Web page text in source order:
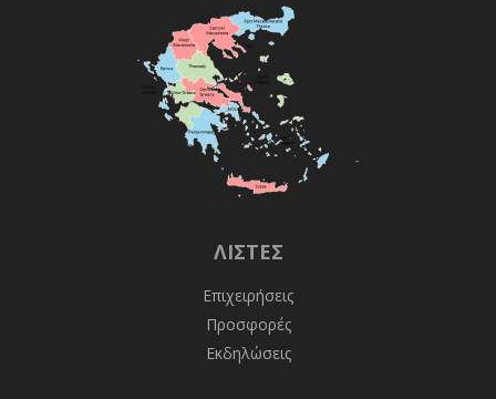
ΛΊΣΤΕΣ
Επιχειρήσεις
Προσφορές
Εκδηλώσεις